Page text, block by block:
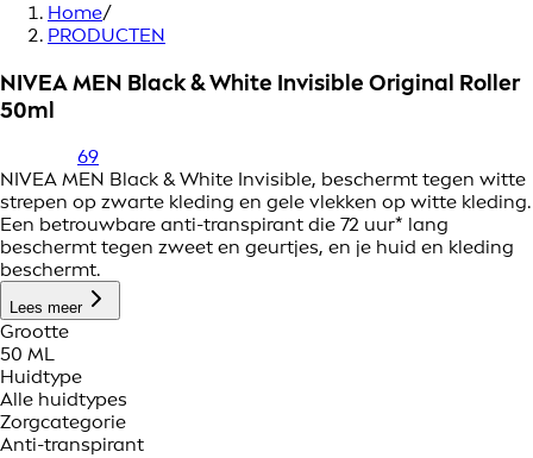
Home/
PRODUCTEN
NIVEA MEN Black & White Invisible Original Roller
50ml
69
NIVEA MEN Black & White Invisible, beschermt tegen witte
strepen op zwarte kleding en gele vlekken op witte kleding.
Een betrouwbare anti-transpirant die 72 uur* lang
beschermt tegen zweet en geurtjes, en je huid en kleding
beschermt.
Lees meer
Grootte
50 ML
Huidtype
Alle huidtypes
Zorgcategorie
Anti-transpirant